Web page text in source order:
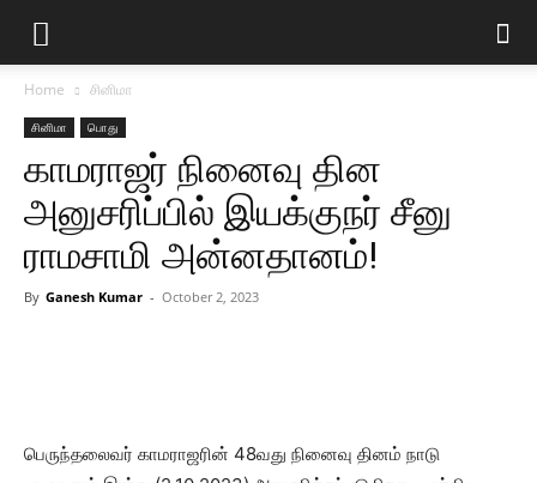
Home சினிமா
சினிமா பொது
காமராஜர் நினைவு தின
அனுசரிப்பில் இயக்குநர் சீனு
ராமசாமி அன்னதானம்!
By Ganesh Kumar - October 2, 2023
பெருந்தலைவர் காமராஜரின் 48வது நினைவு தினம் நாடு